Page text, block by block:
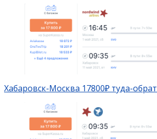
Хабаровск-Москва 17800₽ туда-